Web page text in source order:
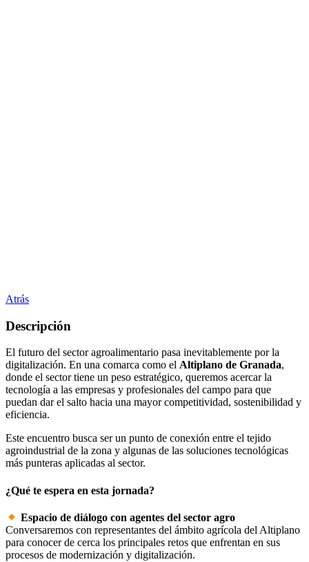
Atrás
Descripción
El futuro del sector agroalimentario pasa inevitablemente por la
digitalización. En una comarca como el Altiplano de Granada,
donde el sector tiene un peso estratégico, queremos acercar la
tecnología a las empresas y profesionales del campo para que
puedan dar el salto hacia una mayor competitividad, sostenibilidad y
eficiencia.
Este encuentro busca ser un punto de conexión entre el tejido
agroindustrial de la zona y algunas de las soluciones tecnológicas
más punteras aplicadas al sector.
¿Qué te espera en esta jornada?
Espacio de diálogo con agentes del sector agro
Conversaremos con representantes del ámbito agrícola del Altiplano
para conocer de cerca los principales retos que enfrentan en sus
procesos de modernización y digitalización.